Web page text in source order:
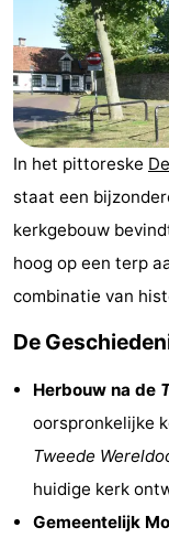
Burg
Den
Hoorn
-
De
Cocksdorp
-
De
-
De
-
Appartementen
In het pittoreske
staat een
kerkgebouw
hoog op een terp
combinatie van
De
Herbouw na de
oorspronkelijke
Tweede
huidige kerk
Gemeentelijk